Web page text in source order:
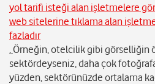
yol tarifi isteği alan işletmelere
web sitelerine tıklama alan
fazladır
.Örneğin, otelcilik gibi görselliğin
sektördeyseniz, daha çok
yüzden, sektörünüzde ortalama